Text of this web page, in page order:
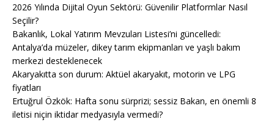
2026 Yılında Dijital Oyun Sektörü: Güvenilir Platformlar Nasıl
Seçilir?
Bakanlık, Lokal Yatırım Mevzuları Listesi’ni güncelledi:
Antalya’da müzeler, dikey tarım ekipmanları ve yaşlı bakım
merkezi desteklenecek
Akaryakıtta son durum: Aktüel akaryakıt, motorin ve LPG
fiyatları
Ertuğrul Özkök: Hafta sonu sürprizi; sessiz Bakan, en önemli 8
iletisi niçin iktidar medyasıyla vermedi?